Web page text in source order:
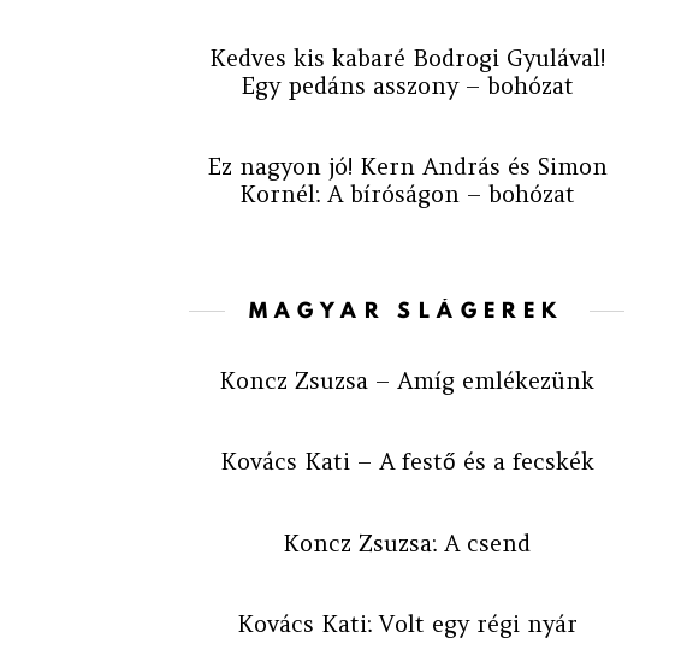
Kedves kis kabaré Bodrogi Gyulával!
Egy pedáns asszony – bohózat
Ez nagyon jó! Kern András és Simon
Kornél: A bíróságon – bohózat
MAGYAR SLÁGEREK
Koncz Zsuzsa – Amíg emlékezünk
Kovács Kati – A festő és a fecskék
Koncz Zsuzsa: A csend
Kovács Kati: Volt egy régi nyár